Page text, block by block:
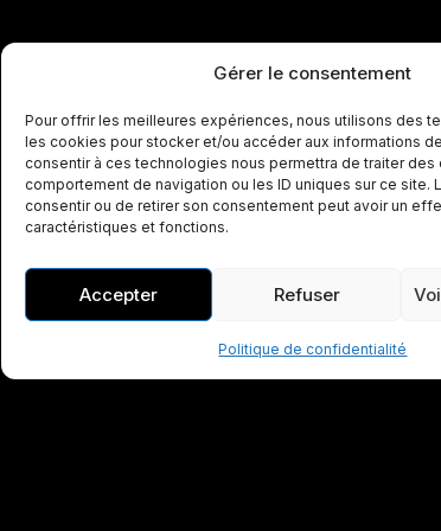
Gérer le consentement
Pour offrir les meilleures expériences, nous utilisons des
les cookies pour stocker et/ou accéder aux informations
consentir à ces technologies nous permettra de traiter
comportement de navigation ou les ID uniques sur ce site.
consentir ou de retirer son consentement peut avoir un
caractéristiques et fonctions.
Accepter Refuser
Politique de confidentialité